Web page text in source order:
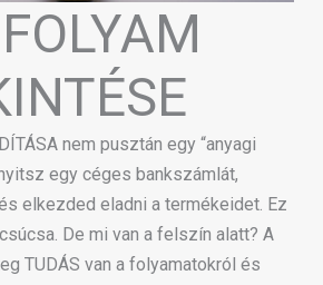
nem pusztán egy “anyagi
egy céges bankszámlát,
elkezded eladni a termékeidet. Ez
De mi van a felszín alatt? A
TUDÁS van a folyamatokról és